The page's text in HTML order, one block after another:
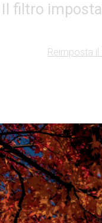
Il filtro
Reimposta